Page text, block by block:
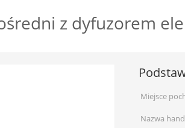
z dyfuzorem
Miejsce
Nazwa